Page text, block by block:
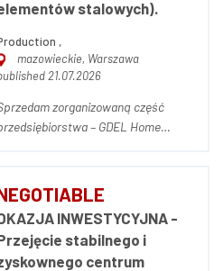
stalowych).
,
mazowieckie, Warszawa
21.07.2026
zorganizowaną część
– GDEL Home
działająca zorganizowana
przedsiębiorstwa pod marką
Home Design (gdel.pl) —
drzwi, ścia...
INWESTYCYJNA -
stabilnego i
centrum